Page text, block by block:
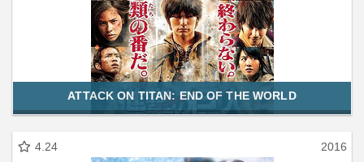
ATTACK ON TITAN: END OF THE WORLD
4.24 2016